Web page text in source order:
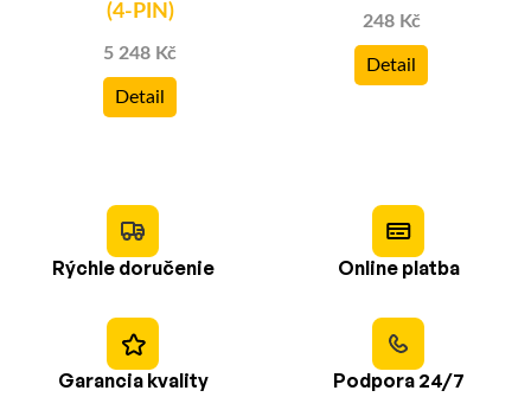
(4-PIN)
5 248 Kč
Detail
248 Kč
Detail
Rýchle doručenie Online platba
Garancia kvality Podpora 24/7